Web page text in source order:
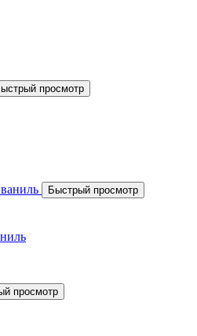
просмотр
Быстрый просмотр
просмотр